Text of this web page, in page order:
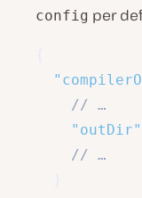
config per
// …
"outDir"
// …